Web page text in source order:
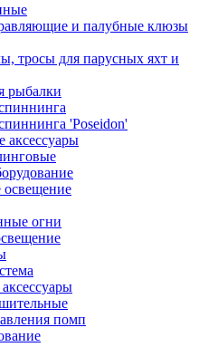
и палубные клюзы
тросы для парусных яхт и
рыбалки
'Poseidon'
аксессуары
освещение
огни
помп